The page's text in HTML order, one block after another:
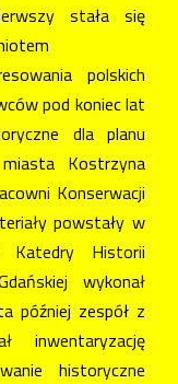
stała się
polskich
pod koniec lat
dla planu
Kostrzyna
Konserwacji
powstały w
Historii
wykonał
później zespół z
inwentaryzację
historyczne